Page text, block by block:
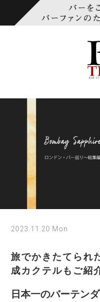
2023.11.20 Mon
旅でかきたてられ
成カクテルもご紹
日本一のバーテン